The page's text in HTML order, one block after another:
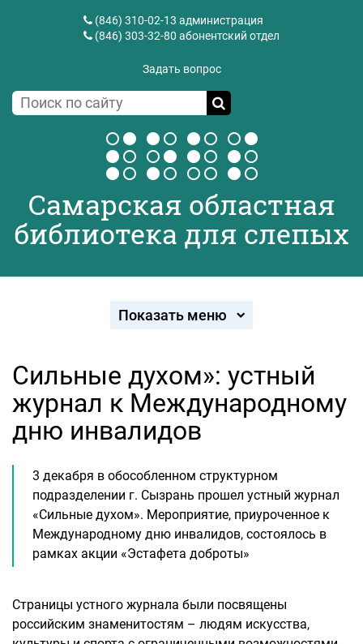
(846) 310-02-13 администрация
(846) 303-32-80 абонентский отдел
Задать вопрос
Самарская областная
библиотека для слепых
Показать меню
Сильные духом»: устный
журнал к Международному
дню инвалидов
3 декабря в обособленном структурном
подразделении г. Сызрань прошел устный журнал
«Сильные духом». Мероприятие, приуроченное к
Международному дню инвалидов, состоялось в
рамках акции «Эстафета доброты»
Страницы устного журнала были посвящены
российским знаменитостям – людям искусства,